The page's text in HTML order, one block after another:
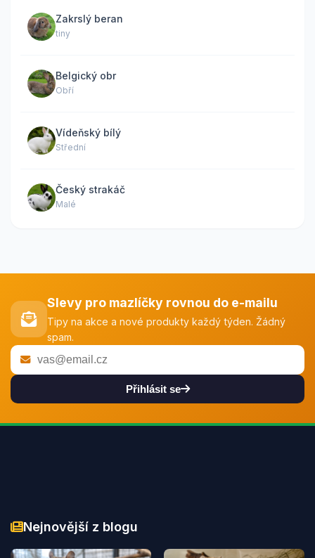
Zakrslý beran
tiny
Belgický obr
Obří
Vídeňský bílý
Střední
Český strakáč
Malé
Slevy pro mazlíčky rovnou do e-mailu
Tipy na akce a nové produkty každý týden. Žádný
spam.
Přihlásit se
Nejnovější z blogu